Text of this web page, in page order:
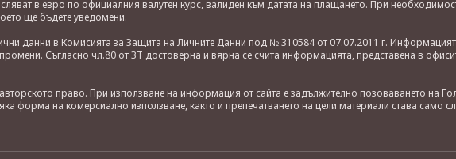
в евро по официалния валутен курс, валиден към датата на плащането. При
ще бъдете уведомени.
данни в Комисията за Защита на Личните Данни под № 310584 от 07.07.2011 г.
Съгласно чл.80 от ЗТ достоверна и вярна се счита информацията, представена в
право. При използване на информация от сайта е задължително позоваването на
форма на комерсиално използване, както и препечатването на цели материали става само